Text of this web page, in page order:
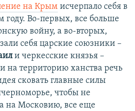
на Крым исчерпало себя в
Во-первых, все больше
войну, а во-вторых,
себя царские союзники –
и черкесские князья –
на территорию ханства речь
сковать главные силы
чтобы не
на Московию, все еще